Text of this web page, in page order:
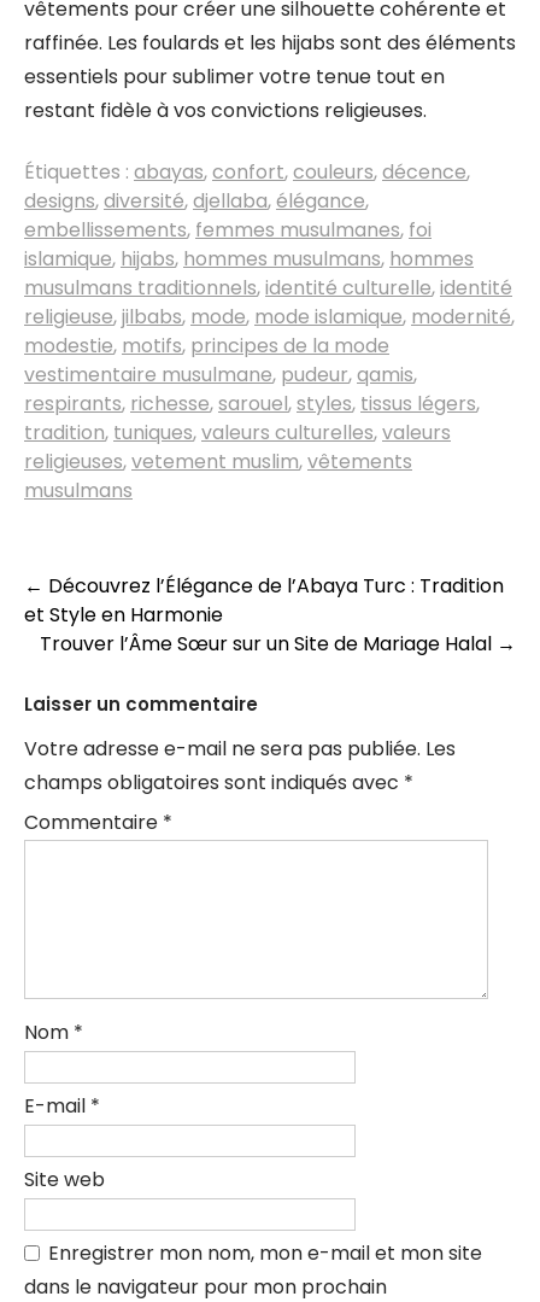
vêtements pour créer une silhouette cohérente et
raffinée. Les foulards et les hijabs sont des éléments
essentiels pour sublimer votre tenue tout en
restant fidèle à vos convictions religieuses.
Étiquettes : abayas,confort,couleurs,décence,
designs,diversité,djellaba,élégance,
embellissements, femmes musulmanes, foi
islamique, hijabs, hommes musulmans, hommes
musulmans traditionnels,identité culturelle,identité
religieuse,jilbabs, mode, mode islamique, modernité,
modestie, motifs, principes de la mode
vestimentaire musulmane, pudeur,qamis,
respirants, richesse,sarouel,styles, tissus légers,
tradition, tuniques,valeurs culturelles,valeurs
religieuses,vetement muslim,vêtements
musulmans
Navigation
des
← Découvrez l’Élégance de l’Abaya Turc : Tradition
et Style en Harmonie
Trouver l’Âme Sœur sur un Site de Mariage Halal →
Laisser un commentaire
Votre adresse e-mail ne sera pas publiée. Les
champs obligatoires sont indiqués avec *
Commentaire *
Nom *
E-mail *
Site web
Enregistrer mon nom, mon e-mail et mon site
dans le navigateur pour mon prochain